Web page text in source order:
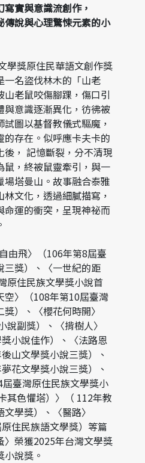
實與意識流創作，
傳說與心理驚悚元素的小
學獎原住民華語文創作獎
一名盜伐林木的「山老
山老鼠咬傷腳踝，傷口引
與意識逐漸異化，彷彿被
圖以基督教儀式驅魔，
的存在。似呼應卡夫卡的
後， 記憶斷裂，分不清現
鼠，終被鼠靈牽引，與一
塔曼山。故事融合泰雅
文化，透過細膩描寫，
命運的衝突，呈現神祕而
由飛〉（106年第8屆臺
三獎）、〈一世紀的距
原住民族文學獎小說首
空〉（108年第10屆臺灣
）、〈櫻花何時開〉
說副獎）、〈揹樹人〉
獎小說佳作）、〈法路恩
山文學獎小說三獎）、
花文學獎小說三獎）、
屆臺灣原住民族文學獎小
其色懼塔）〉（ 112年教
學獎）、〈醫路〉
原住民族語文學獎）等篇
〉榮獲2025年台灣文學獎
說獎。